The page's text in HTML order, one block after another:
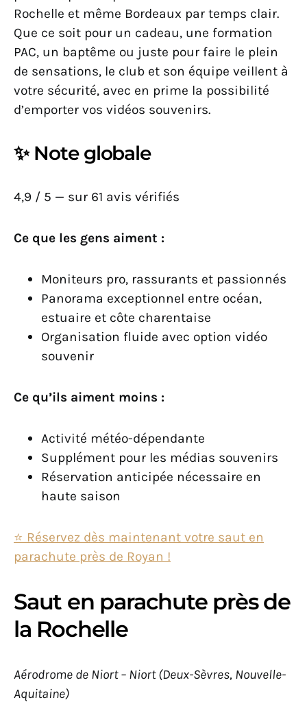
Rochelle et même Bordeaux par temps clair.
Que ce soit pour un cadeau, une formation
PAC, un baptême ou juste pour faire le plein
de sensations, le club et son équipe veillent à
votre sécurité, avec en prime la possibilité
d’emporter vos vidéos souvenirs.
✨ Note globale
4,9 / 5 — sur 61 avis vérifiés
Ce que les gens aiment :
Moniteurs pro, rassurants et passionnés
Panorama exceptionnel entre océan,
estuaire et côte charentaise
Organisation fluide avec option vidéo
souvenir
Ce qu’ils aiment moins :
Activité météo-dépendante
Supplément pour les médias souvenirs
Réservation anticipée nécessaire en
haute saison
⭐️ Réservez dès maintenant votre saut en
parachute près de Royan !
Saut en parachute près de
la Rochelle
Aérodrome de Niort – Niort (Deux-Sèvres, Nouvelle-
Aquitaine)